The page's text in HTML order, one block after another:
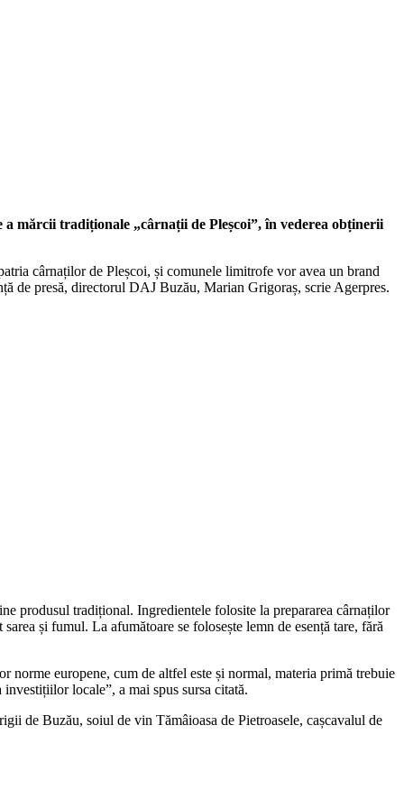
mărcii tradiționale „cârnații de Pleșcoi”, în vederea obținerii
cârnaților de Pleșcoi, și comunele limitrofe vor avea un brand
de presă, directorul DAJ Buzău, Marian Grigoraș, scrie Agerpres.
produsul tradițional. Ingredientele folosite la prepararea cârnaților
și fumul. La afumătoare se folosește lemn de esență tare, fără
norme europene, cum de altfel este și normal, materia primă trebuie
locale”, a mai spus sursa citată.
de Buzău, soiul de vin Tămâioasa de Pietroasele, cașcavalul de